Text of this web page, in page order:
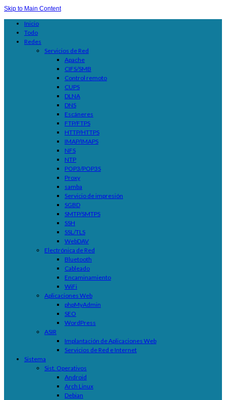
Skip to Main Content
Inicio
Todo
Redes
Servicios de Red
Apache
CIFS/SMB
Control remoto
CUPS
DLNA
DNS
Escáneres
FTP/FTPS
HTTP/HTTPS
IMAP/IMAPS
NFS
NTP
POP3/POP3S
Proxy
samba
Servicio de impresión
SGBD
SMTP/SMTPS
SSH
SSL/TLS
WebDAV
Electrónica de Red
Bluetooth
Cableado
Encaminamiento
WiFi
Aplicaciones Web
phpMyAdmin
SEO
WordPress
ASIR
Implantación de Aplicaciones Web
Servicios de Red e Internet
Sistema
Sist. Operativos
Android
Arch Linux
Debian